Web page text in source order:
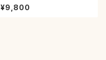
スティピンク カーネーション
ローズ 薔薇 お祝い 引っ越
¥9,800